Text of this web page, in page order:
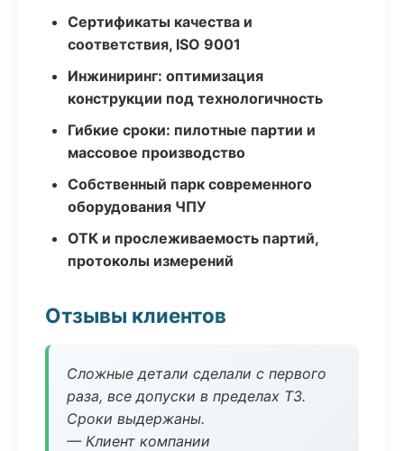
Сертификаты качества и
соответствия, ISO 9001
Инжиниринг: оптимизация
конструкции под технологичность
Гибкие сроки: пилотные партии и
массовое производство
Собственный парк современного
оборудования ЧПУ
ОТК и прослеживаемость партий,
протоколы измерений
Отзывы клиентов
Сложные детали сделали с первого
раза, все допуски в пределах ТЗ.
Сроки выдержаны.
— Клиент компании